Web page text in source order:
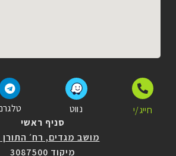
חייג/י נווט
סניף ראשי
מושב מגדים, רח׳ התורן 21.
מיקוד 3087500